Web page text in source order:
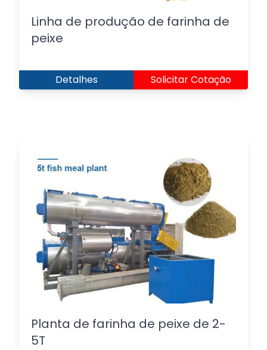
Linha de produção de farinha de
peixe
Detalhes Solicitar Cotação
Planta de farinha de peixe de 2-
5T